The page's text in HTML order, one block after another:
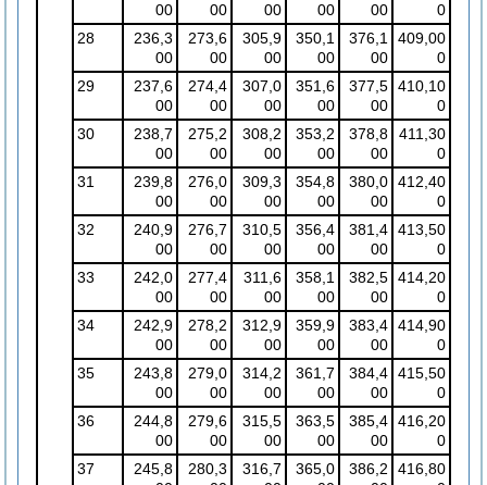
00
00
00
00
00
0
28
236,3
00
273,6
00
305,9
00
350,1
00
376,1
00
409,00
0
29
237,6
00
274,4
00
307,0
00
351,6
00
377,5
00
410,10
0
30
238,7
00
275,2
00
308,2
00
353,2
00
378,8
00
411,30
0
31
239,8
00
276,0
00
309,3
00
354,8
00
380,0
00
412,40
0
32
240,9
00
276,7
00
310,5
00
356,4
00
381,4
00
413,50
0
33
242,0
00
277,4
00
311,6
00
358,1
00
382,5
00
414,20
0
34
242,9
00
278,2
00
312,9
00
359,9
00
383,4
00
414,90
0
35
243,8
00
279,0
00
314,2
00
361,7
00
384,4
00
415,50
0
36
244,8
00
279,6
00
315,5
00
363,5
00
385,4
00
416,20
0
37
245,8
280,3
316,7
365,0
386,2
416,80